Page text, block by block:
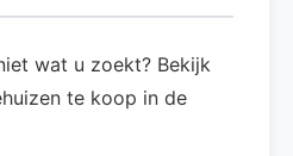
wat u zoekt? Bekijk
te koop in de